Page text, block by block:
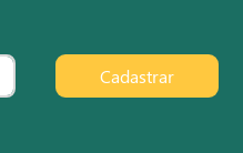
Cadastrar